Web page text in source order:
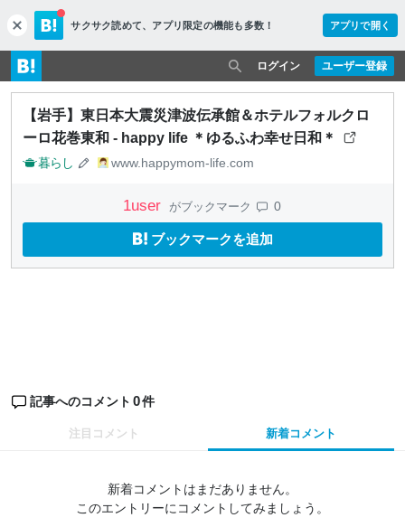
c
l
o
s
e
サクサク読めて、 アプリ限定の機能も多数！ アプリで開く
ユーザー登録
ログイン
【岩手】東日本大震災津波伝承館＆ホテルフォルクロ
ーロ花巻東和 - happy life ＊ゆるふわ幸せ日和＊
暮らし www.happymom-life.com
1user がブックマーク 0
ブックマークを追加
記事へのコメント 0件
注目コメント 新着コメント
新着コメントはまだありません。
このエントリーにコメントしてみましょう。